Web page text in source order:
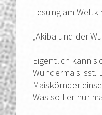
Lesung am
„Akiba und der
Eigentlich kann
Wundermais isst.
Maiskörnder
Was soll er nur